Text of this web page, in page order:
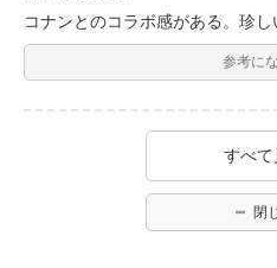
コナンとのコラボ感がある。珍し
参考に
すべて
閉